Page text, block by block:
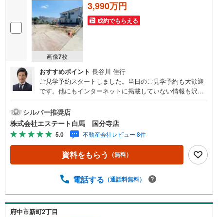
画像7枚
3,990万円
成約でもらえる
おすすめポイント 長谷川 佳行
ご見学予約スタートしました。当日のご見学予約も大歓迎
です。他にもインターネットに掲載していない情報も沢山
産キャンペーン対象店舗。当店で物件を成約するとPayPay
ボーナスをプレゼント！「資料をもらう」「見学予約をす
る」ボタンからお問い合わせください。【営業時間 9時30
分～18時30分】（年中無休）・人気物件には特に問い合わ
せが集中するため、お早めにお電話ください。「室内・現
地を見学する」ボタンよりご予約いただくとご見学がスム
イナンシャルプランナーへの無料個別ライフプラン相談サ
おむつ替えベッド、アンパンマンジュースなどを完備して
おりますので、お子様連れでもお気軽にお越し下さい。
シルバー推奨店
株式会社エステート白馬 国分寺店
5.0 不動産会社レビュー 8件
資料をもらう （無料）
電話する （通話料無料）
府中市新町2丁目